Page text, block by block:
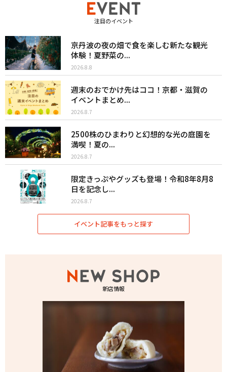
注目のイベント
京丹波の夜の畑で食を楽しむ新たな観光
体験！夏野菜の...
2026.8.8
週末のおでかけ先はココ！京都・滋賀の
イベントまとめ...
2026.8.7
2500株のひまわりと幻想的な光の庭園を
満喫！夏の...
2026.8.7
限定きっぷやグッズも登場！令和8年8月8
日を記念し...
2026.8.7
イベント記事をもっと探す
新店情報